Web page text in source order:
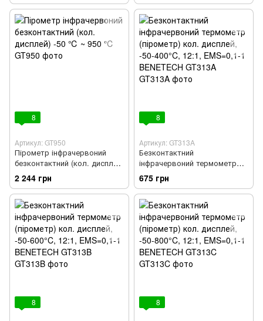
8
Артикул: GT950
Пірометр інфрачервоний
безконтактний (кол. дисплей)
-50 ℃ ~ 950 ℃
2 244 грн
8
Артикул: GT313A
Безконтактний
інфрачервоний термометр
(пірометр) кол. дисплей, -50-
400°C, 12:1, EMS=0,1-1
BENETECH GT313A
675 грн
8 8